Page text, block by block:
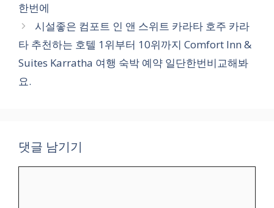
한번에
시설좋은 컴포트 인 앤 스위트 카라타 호주 카라
타 추천하는 호텔 1위부터 10위까지 Comfort Inn &
Suites Karratha 여행 숙박 예약 일단한번비교해봐
요.
댓글 남기기